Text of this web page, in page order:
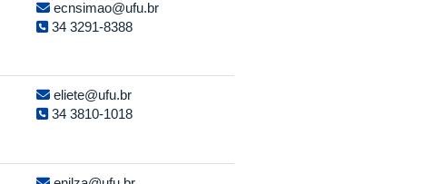
ecnsimao@ufu.br
34 3291-8388
eliete@ufu.br
34 3810-1018